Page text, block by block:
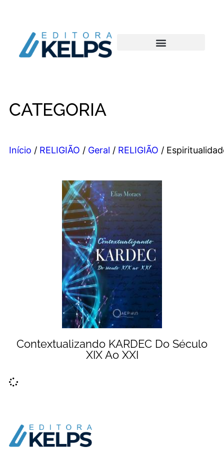
CATEGORIA
Início / RELIGIÃO / Geral / RELIGIÃO /
Contextualizando KARDEC Do Século
XIX Ao XXI